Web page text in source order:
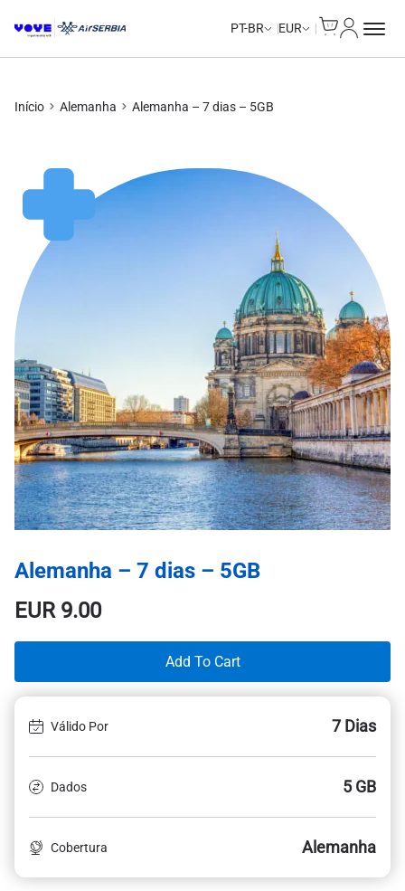
PT-BR EUR
Início Alemanha Alemanha – 7 dias – 5GB
Alemanha – 7 dias – 5GB
EUR9.00
Add To Cart
Válido Por 7 Dias
Dados 5 GB
Cobertura Alemanha